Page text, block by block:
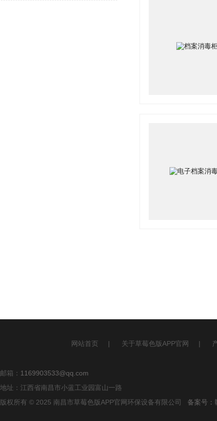
网站首页 | 关于草莓色版APP官网 |
邮箱： 1169903533@qq.com
地址：江西省南昌市小蓝工业园富山一路
版权所有 © 2025 南昌市草莓色版APP官网环保设备有限公司 备案号